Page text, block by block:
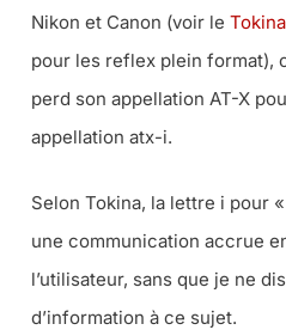
Nikon et Canon (voir le
pour les reflex plein format),
perd son appellation AT-X
appellation atx-i.
Selon Tokina, la lettre i pour
une communication accrue
l’utilisateur, sans que je ne
d’information à ce sujet.